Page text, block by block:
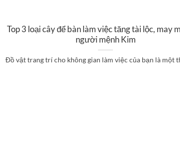
Top 3 loại cây để bàn làm việc tăng tài lộc, may
người mệnh Kim
Đồ vật trang trí cho không gian làm việc của bạn là một